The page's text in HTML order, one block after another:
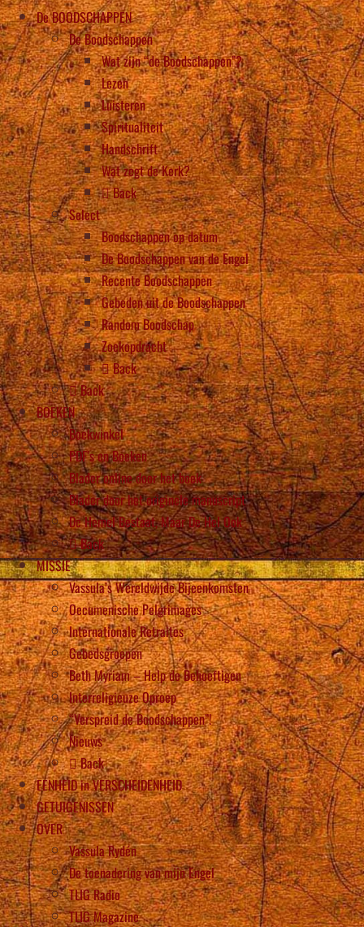
De BOODSCHAPPEN
De Boodschappen
Wat zijn “de Boodschappen”?
Lezen
Luisteren
Spiritualiteit
Handschrift
Wat zegt de Kerk?
Back
Select
Boodschappen op datum
De Boodschappen van de Engel
Recente Boodschappen
Gebeden uit de Boodschappen
Random Boodschap
Zoekopdracht
Back
Back
BOEKEN
Boekwinkel
PDF’s en Boeken
Blader online door het boek
Blader door het originele manuscript
De Hemel Bestaat, Maar De Hel Ook
Back
MISSIE
Vassula’s Wereldwijde Bijeenkomsten
Oecumenische Pelgrimages
Internationale Retraites
Gebedsgroepen
Beth Myriam – Help de Behoeftigen
Interreligieuze Oproep
“Verspreid de Boodschappen”!
Nieuws
Back
EENHEID in VERSCHEIDENHEID
GETUIGENISSEN
OVER
Vassula Rydén
De toenadering van mijn Engel
TLIG Radio
TLIG Magazine